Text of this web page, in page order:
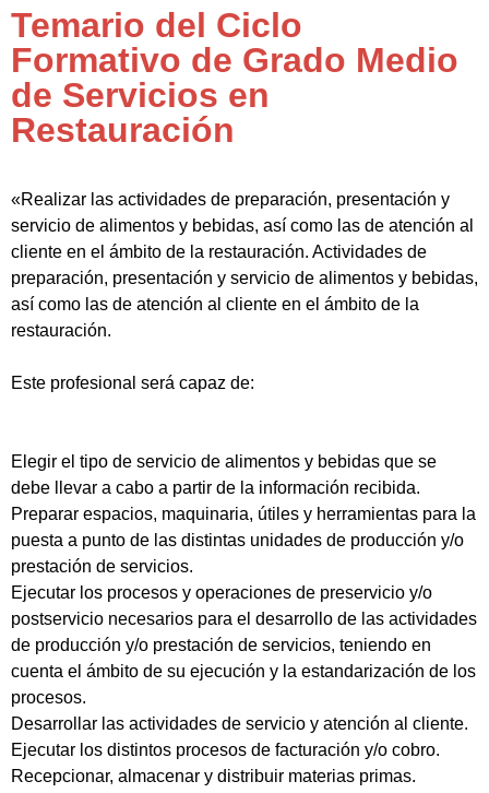
Temario del Ciclo
Formativo de Grado Medio
de Servicios en
Restauración
«Realizar las actividades de preparación, presentación y
servicio de alimentos y bebidas, así como las de atención al
cliente en el ámbito de la restauración. Actividades de
preparación, presentación y servicio de alimentos y bebidas,
así como las de atención al cliente en el ámbito de la
restauración.
Este profesional será capaz de:
Elegir el tipo de servicio de alimentos y bebidas que se
debe llevar a cabo a partir de la información recibida.
Preparar espacios, maquinaria, útiles y herramientas para la
puesta a punto de las distintas unidades de producción y/o
prestación de servicios.
Ejecutar los procesos y operaciones de preservicio y/o
postservicio necesarios para el desarrollo de las actividades
de producción y/o prestación de servicios, teniendo en
cuenta el ámbito de su ejecución y la estandarización de los
procesos.
Desarrollar las actividades de servicio y atención al cliente.
Ejecutar los distintos procesos de facturación y/o cobro.
Recepcionar, almacenar y distribuir materias primas.